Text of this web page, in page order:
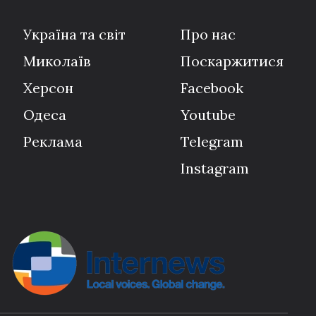
Україна та світ
Миколаїв
Херсон
Одеса
Реклама
Про нас
Поскаржитися
Facebook
Youtube
Telegram
Instagram